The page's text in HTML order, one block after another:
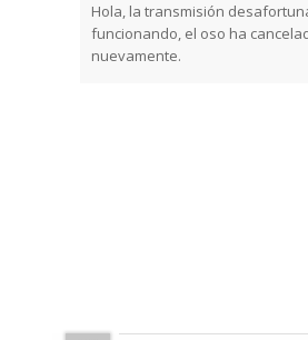
Hola, la transmisión
funcionando, el oso ha
nuevamente.